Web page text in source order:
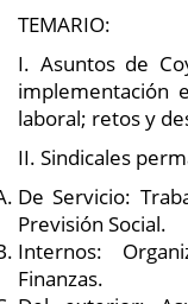
TEMARIO:
I. Asuntos de
implementación
laboral; retos y
II. Sindicales
De Servicio:
Previsión Social.
Internos:
Finanzas.